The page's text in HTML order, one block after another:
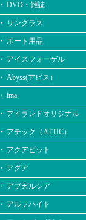
・ DVD・雑誌
・ サングラス
・ ボート用品
・ アイスフォーゲル
・ Abyss(アビス）
・ ima
・ アイランドオリジナル
・ アチック（ATTIC）
・ アクアビット
・ アグア
・ アブガルシア
・ アルフハイト